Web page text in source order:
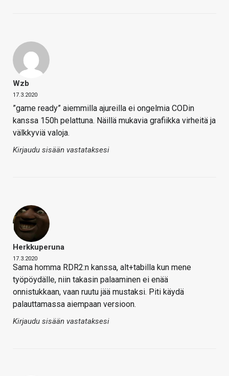
Wzb
17.3.2020
”game ready” aiemmilla ajureilla ei ongelmia CODin
kanssa 150h pelattuna. Näillä mukavia grafiikka virheitä ja
välkkyviä valoja.
Kirjaudu sisään vastataksesi
Herkkuperuna
17.3.2020
Sama homma RDR2:n kanssa, alt+tabilla kun mene
työpöydälle, niin takasin palaaminen ei enää
onnistukkaan, vaan ruutu jää mustaksi. Piti käydä
palauttamassa aiempaan versioon.
Kirjaudu sisään vastataksesi